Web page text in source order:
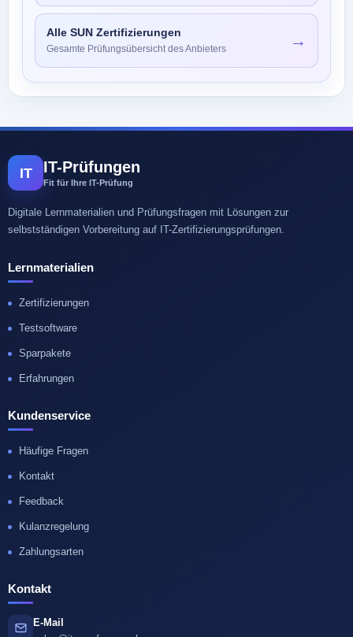
Alle SUN Zertifizierungen
Gesamte Prüfungsübersicht des Anbieters →
IT IT-Prüfungen
Fit für Ihre IT-Prüfung
Digitale Lernmaterialien und Prüfungsfragen mit Lösungen zur
selbstständigen Vorbereitung auf IT-Zertifizierungsprüfungen.
Lernmaterialien
Zertifizierungen
Testsoftware
Sparpakete
Erfahrungen
Kundenservice
Häufige Fragen
Kontakt
Feedback
Kulanzregelung
Zahlungsarten
Kontakt
E-Mail